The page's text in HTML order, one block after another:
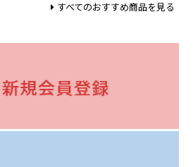
すべてのおすすめ商品を見る